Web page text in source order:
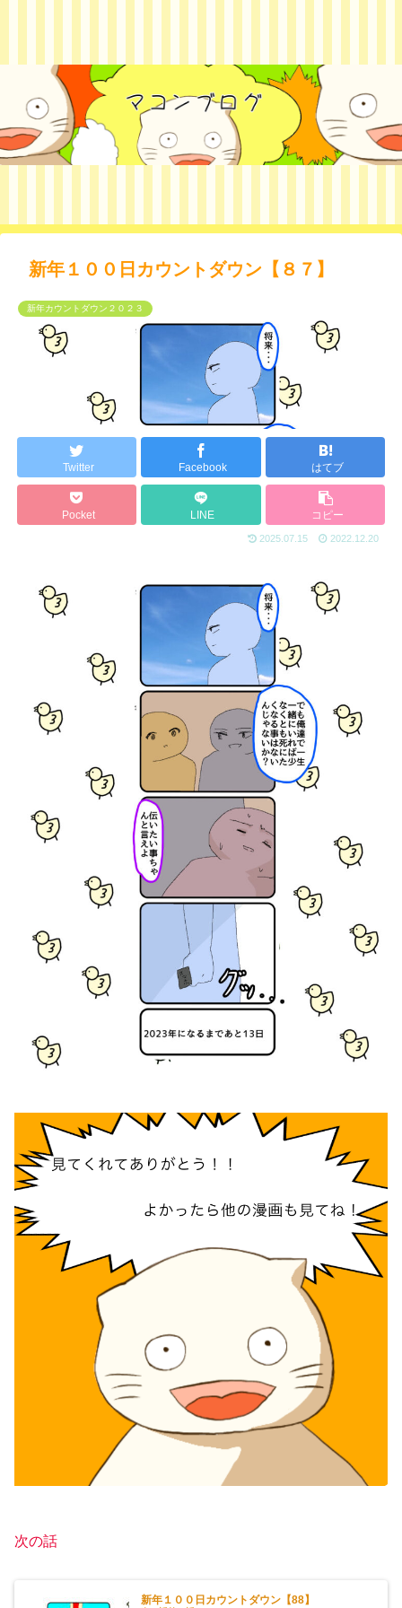
新年１００日カウントダウン【８７】
新年カウントダウン２０２３
Twitter Facebook はてブ
Pocket LINE コピー
2025.07.15 2022.12.20
次の話
新年１００日カウントダウン【88】